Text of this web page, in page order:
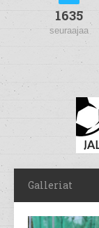
1635
seuraajaa
Galleriat